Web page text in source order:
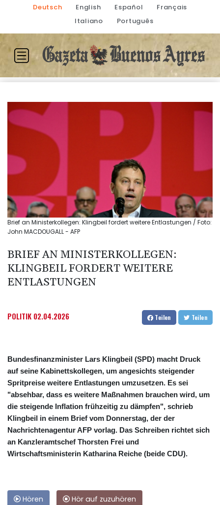
Deutsch English Español
Français
Italiano
Português
Brief an Ministerkollegen: Klingbeil fordert weitere Entlastungen / Foto:
John MACDOUGALL - AFP
BRIEF AN MINISTERKOLLEGEN:
KLINGBEIL FORDERT WEITERE
ENTLASTUNGEN
POLITIK 02.04.2026 Teilen Teilen
Bundesfinanzminister Lars Klingbeil (SPD) macht Druck
auf seine Kabinettskollegen, um angesichts steigender
Spritpreise weitere Entlastungen umzusetzen. Es sei
"absehbar, dass es weitere Maßnahmen brauchen wird, um
die steigende Inflation frühzeitig zu dämpfen", schrieb
Klingbeil in einem Brief vom Donnerstag, der der
Nachrichtenagentur AFP vorlag. Das Schreiben richtet sich
an Kanzleramtschef Thorsten Frei und
Wirtschaftsministerin Katharina Reiche (beide CDU).
Hören Hör auf zuzuhören